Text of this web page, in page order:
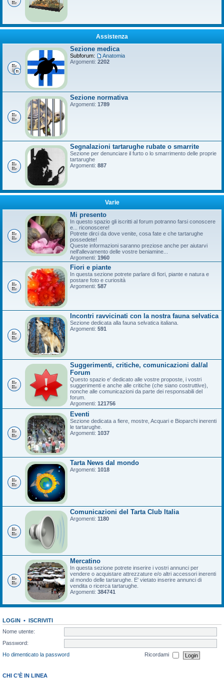
Assistenza
Sezione medica
Subforum:
Anatomia
Argomenti: 2202
Sezione normativa
Argomenti: 1789
Segnalazioni tartarughe rubate o smarrite
Sezione per denunciare il furto o lo smarrimento delle proprie
tartarughe
Argomenti: 887
Varie
Mi presento
In questo spazio gli iscritti al forum potranno farsi conoscere
e... riconoscere!
Potrete dirci da dove venite, cosa fate e che tartarughe
possedete!
Queste informazioni saranno preziose anche per aiutarvi
nell'allevamento delle vostre beniamine...
Argomenti: 1960
Fiori e piante
In questa sezione potrete parlare di fiori, piante e natura e
postare foto e curiosità
Argomenti: 587
Incontri ravvicinati con la nostra fauna selvatica
Sezione dedicata alla fauna selvatica italiana.
Argomenti: 591
Suggerimenti, critiche, comunicazioni dal/al
Forum
Questo spazio e' dedicato alle vostre proposte, i vostri
suggerimenti e anche alle critiche (che siano costruttive),
nonche alle comunicazioni da parte dei responsabili del
forum.
Argomenti: 121756
Eventi
Sezione dedicata a fiere, mostre, Acquari e Bioparchi inerenti
le tartarughe.
Argomenti: 1037
Tarta News dal mondo
Argomenti: 1018
Comunicazioni del Tarta Club Italia
Argomenti: 1180
Mercatino
In questa sezione potrete inserire i vostri annunci per
vendere o acquistare attrezzature e/o altri accessori inerenti
al mondo delle tartarughe. E' vietato inserire annunci di
vendita o ricerca tartarughe.
Argomenti: 384741
LOGIN • ISCRIVITI
Nome utente:
Password:
Ho dimenticato la password
Ricordami
CHI C’È IN LINEA